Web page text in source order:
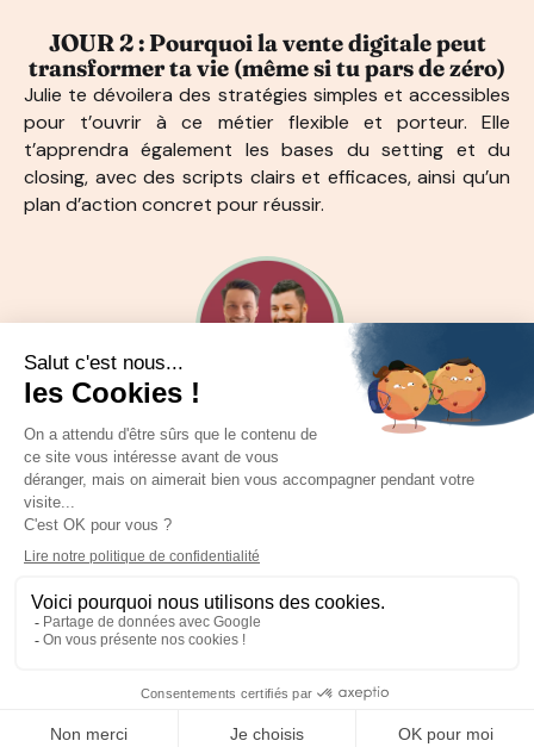
JOUR 2 : Pourquoi la vente digitale peut
transformer ta vie (même si tu pars de zéro)
Julie te dévoilera des stratégies simples et accessibles
pour t’ouvrir à ce métier flexible et porteur. Elle
t’apprendra également les bases du setting et du
closing, avec des scripts clairs et efficaces, ainsi qu’un
plan d’action concret pour réussir.
JOUR 3 : Témoignages de réussite inspirants
Ismaël et Louis partageront leur parcours, comment ils
ont réussi leur transition professionnelle et vivent
aujourd’hui pleinement de la vente digitale.
Je m'inscris au challenge gratuit